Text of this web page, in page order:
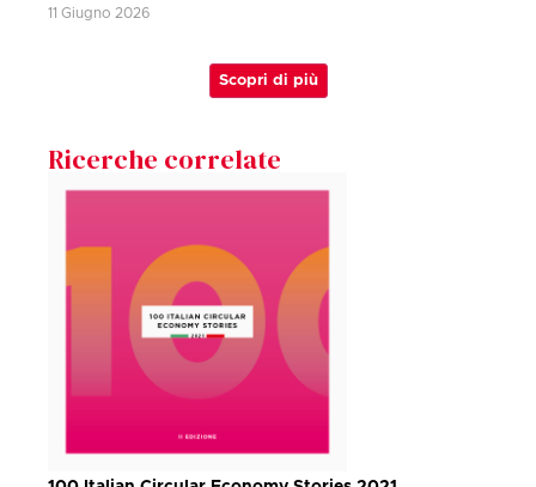
11 Giugno 2026
Scopri di più
Ricerche correlate